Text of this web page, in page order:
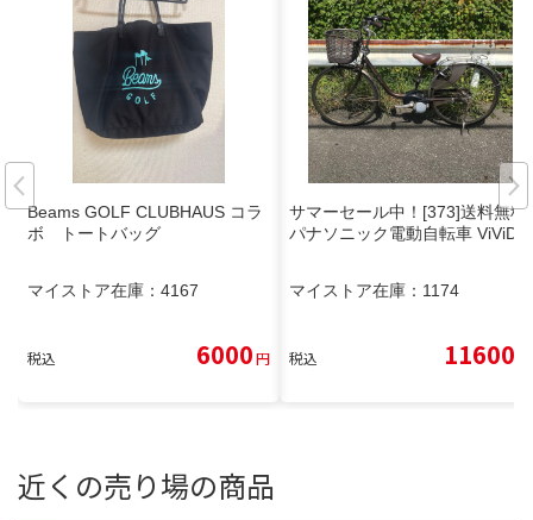
Beams GOLF CLUBHAUS コラ
ボ トートバッグ
マイストア在庫： 4167
税込 6000円
サマーセール中！[373]送料無料
パナソニック電動自転車 ViViDX
マイストア在庫： 1174
税込 11600
近くの売り場の商品